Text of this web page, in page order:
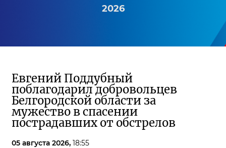
2026
Евгений Поддубный
поблагодарил добровольцев
Белгородской области за
мужество в спасении
пострадавших от обстрелов
05 августа 2026, 18:55